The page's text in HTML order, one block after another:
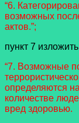
“6.
возможных
актов.”;
пункт 7
“7. Возможные
определяются
количестве
вред здоровью.